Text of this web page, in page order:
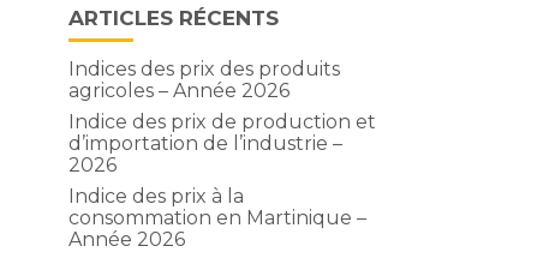
ARTICLES RÉCENTS
Indices des prix des produits
agricoles – Année 2026
Indice des prix de production et
d’importation de l’industrie –
2026
Indice des prix à la
consommation en Martinique –
Année 2026